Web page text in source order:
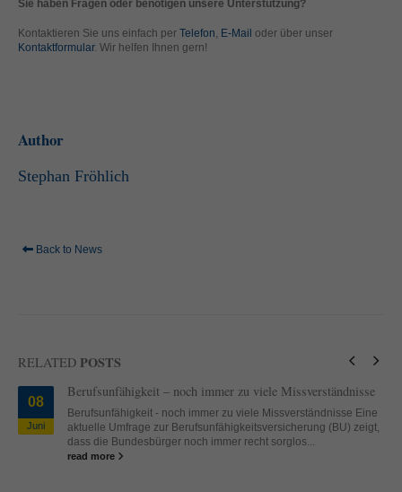
Sie haben Fragen oder benötigen unsere Unterstützung?
Kontaktieren Sie uns einfach per Telefon, E-Mail oder über unser
Kontaktformular. Wir helfen Ihnen gern!
Author
Stephan Fröhlich
Back to News
RELATED POSTS
08
Juni
Berufsunfähigkeit – noch immer zu viele Missverständnisse
Berufsunfähigkeit - noch immer zu viele Missverständnisse Eine
aktuelle Umfrage zur Berufsunfähigkeitsversicherung (BU) zeigt,
dass die Bundesbürger noch immer recht sorglos...
read more
Externe Medien (2)
mehr.
powered by Borlabs Cookie